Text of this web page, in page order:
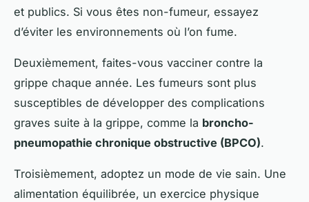
et publics. Si vous êtes non-fumeur, essayez
d’éviter les environnements où l’on fume.
Deuxièmement, faites-vous vacciner contre la
grippe chaque année. Les fumeurs sont plus
susceptibles de développer des complications
graves suite à la grippe, comme la broncho-
pneumopathie chronique obstructive (BPCO).
Troisièmement, adoptez un mode de vie sain. Une
alimentation équilibrée, un exercice physique